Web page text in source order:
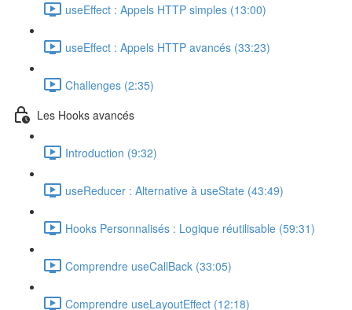
useEffect : Appels HTTP simples (13:00)
useEffect : Appels HTTP avancés (33:23)
Challenges (2:35)
Les Hooks avancés
Introduction (9:32)
useReducer : Alternative à useState (43:49)
Hooks Personnalisés : Logique réutilisable (59:31)
Comprendre useCallBack (33:05)
Comprendre useLayoutEffect (12:18)